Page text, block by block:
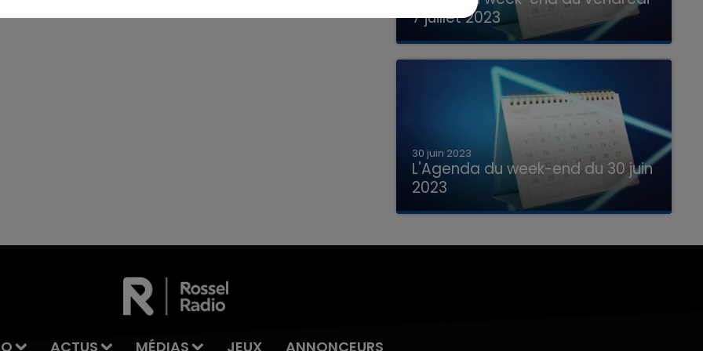
7 juillet 2023
Que faire ce week-end dans les hauts-
de-France, la Marne et les Ardennes ?
30 juin 2023
L'Agenda du week-end du 30 juin
2023
Que faire ce week-end dans les hauts-
ACTUS MÉDIAS JEUX ANNONCEURS